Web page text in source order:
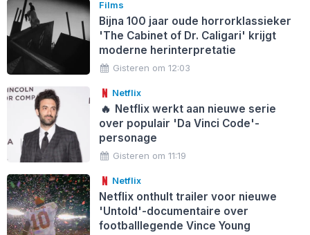
Films
Bijna 100 jaar oude horrorklassieker
'The Cabinet of Dr. Caligari' krijgt
moderne herinterpretatie
Gisteren om 12:03
Netflix
🔥 Netflix werkt aan nieuwe serie
over populair 'Da Vinci Code'-
personage
Gisteren om 11:19
Netflix
Netflix onthult trailer voor nieuwe
'Untold'-documentaire over
footballlegende Vince Young